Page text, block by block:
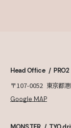
Head Office PRO2
〒107-0052 東京都
Google MAP